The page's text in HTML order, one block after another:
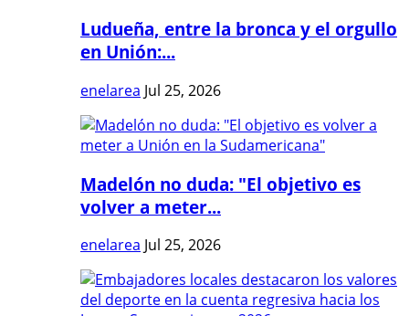
Ludueña, entre la bronca y el orgullo
en Unión:...
enelarea Jul 25, 2026
Madelón no duda: "El objetivo es
volver a meter...
enelarea Jul 25, 2026